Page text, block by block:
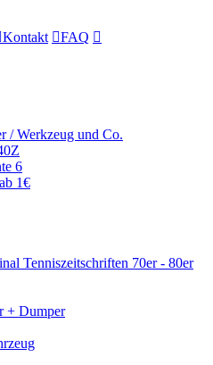
Kontakt FAQ 
/ Werkzeug und Co.
6
1€
Tenniszeitschriften 70er - 80er
+ Dumper